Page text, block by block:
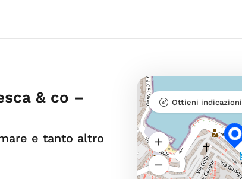
& co –
e tanto altro
Ottieni indicazioni